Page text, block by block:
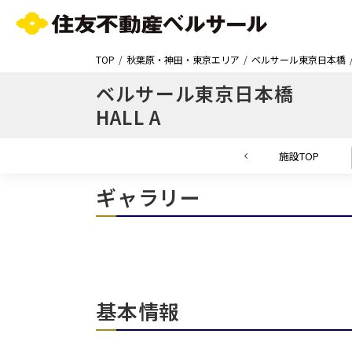
TOP 秋葉原・神田・東京エリア ベルサール東京日本橋
ベルサール東京日本橋
HALL A
施設TOP
ギャラリー
基本情報